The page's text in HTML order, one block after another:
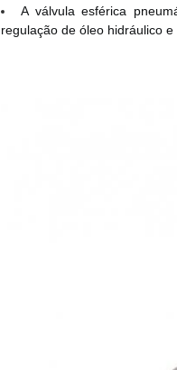
A válvula esférica
regulação de óleo hidráulico e